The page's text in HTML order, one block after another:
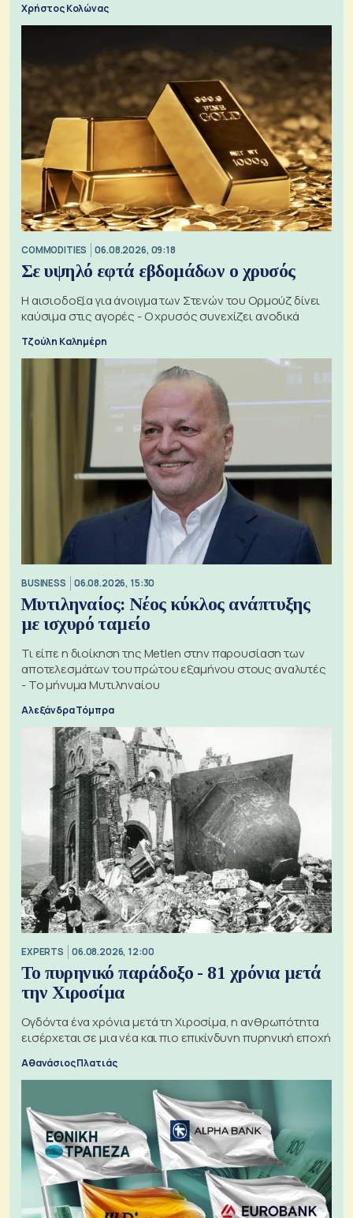
Χρήστος Κολώνας
COMMODITIES 06.08.2026, 09:18
Σε υψηλό εφτά εβδομάδων ο χρυσός
Η αισιοδοξία για άνοιγμα των Στενών του Ορμούζ δίνει
καύσιμα στις αγορές - Ο χρυσός συνεχίζει ανοδικά
Τζούλη Καλημέρη
BUSINESS 06.08.2026, 15:30
Μυτιληναίος: Νέος κύκλος ανάπτυξης
με ισχυρό ταμείο
Τι είπε η διοίκηση της Metlen στην παρουσίαση των
αποτελεσμάτων του πρώτου εξαμήνου στους αναλυτές
- Το μήνυμα Μυτιληναίου
Αλεξάνδρα Τόμπρα
EXPERTS 06.08.2026, 12:00
Το πυρηνικό παράδοξο - 81 χρόνια μετά
την Χιροσίμα
Ογδόντα ένα χρόνια μετά τη Χιροσίμα, η ανθρωπότητα
εισέρχεται σε μια νέα και πιο επικίνδυνη πυρηνική εποχή
Αθανάσιος Πλατιάς